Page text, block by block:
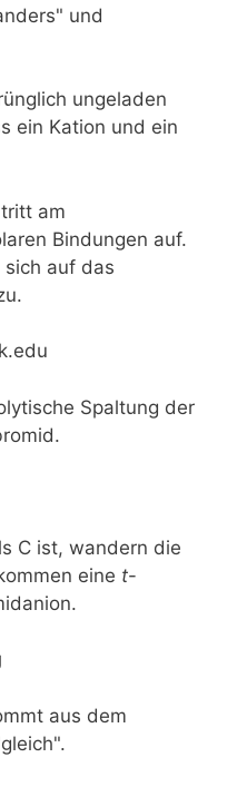
und
ungeladen
ein Kation und ein
am
Bindungen auf.
sich auf das
Spaltung der
C ist, wandern die
eine t-
aus dem